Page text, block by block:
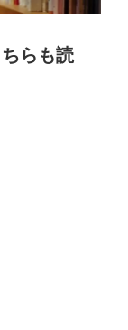
らも読